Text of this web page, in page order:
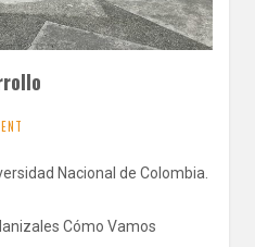
Nacional de Colombia.
Cómo Vamos